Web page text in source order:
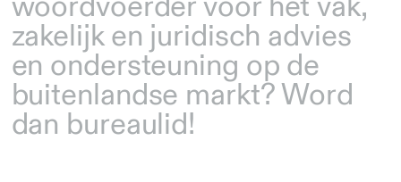
zakelijk en juridisch advies
en ondersteuning op de
buitenlandse markt? Word
dan bureaulid!